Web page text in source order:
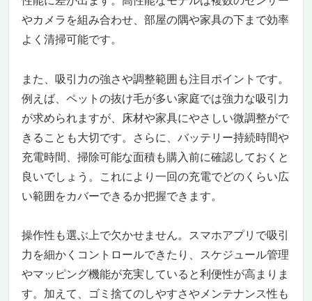
こういうニーズがある人にはおすすめできな
い
吸引力自動切り替え機能付き！SwitchBot
賢い掃除を実現
小型ボディで届きにくい場所もスッキリ！最
先端の高精度マッピング搭載
強力吸引力と自動切り替え機能で床材に合わ
せて最適パワーを提供
自動ゴミ収集＆水拭き機能搭載で手間いらず
の清掃体験
静音設計とスマート家電連携で快適な生活空
こういったニーズがある人にはおすすめ
こういうニーズがある人にはおすすめできな
い
吸引力自動切り替え機能付き！賢いロボット掃
やカメラを組み合わせ、部屋の隅や家具の下まで効率
よく清掃可能です。
また、吸引力の強さや調整範囲も注目ポイントです。
例えば、ペットの抜け毛が多い家庭では強力な吸引力
が求められますが、床材や家具にやさしい微調整がで
きることも大切です。さらに、バッテリー持続時間や
充電時間、掃除可能な面積も購入前に確認しておくと
良いでしょう。これにより一回の充電でどのくらい広
い範囲をカバーできるか把握できます。
操作性も選ぶ上で欠かせません。スマホアプリで吸引
力を細かくコントロールできたり、スケジュール管理
やマッピング機能が充実していると利便性が高まりま
す。加えて、ゴミ捨てのしやすさやメンテナンス性も